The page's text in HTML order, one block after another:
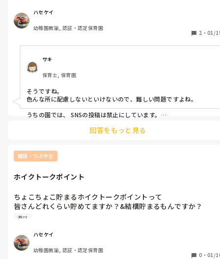
の著作権の問題
などなど、知らない所で園が巻き込まれるなんてことがあ
る？。。とふと疑問に思いました。こんな経験された方はおられ
ますか？
間接的にでも園が巻き込まれると法的なこともあり今後面倒な問
題になりそうですよね。。😅😅
ハセケイ
幼稚園教諭, 認証・認定保育園
2 ・ 01/
サキ
保育士, 保育園
そうですね。
色んな所に配慮しないといけないので、難しい問題ですよね。
うちの園では、 SNSの投稿は禁止にしています。
それでも園で、保護者に見せる写真でオムツ姿(後ろ姿)が小さく映っ
それからは写真や動画などより慎重に撮影しています。
回答をもっと見る
雑談・つぶやき
ホイクトークポイント
ちょこちょこ貯まるホイクトークポイントって
皆さんどれくらい貯めてますか？&結構貯まるもんですか？
（笑）
でもせっかくだしサーティワンの券欲しい。。
遊び
ハセケイ
幼稚園教諭, 認証・認定保育園
0 ・ 01/